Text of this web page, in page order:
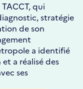
qui
stratégie
de son
a identifié
a réalisé des
ses